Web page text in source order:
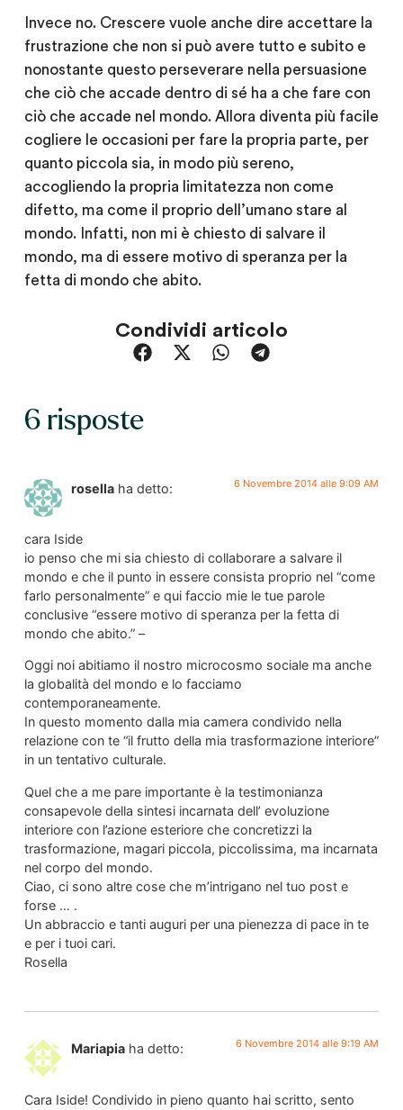
Invece no. Crescere vuole anche dire accettare la
frustrazione che non si può avere tutto e subito e
nonostante questo perseverare nella persuasione
che ciò che accade dentro di sé ha a che fare con
ciò che accade nel mondo. Allora diventa più facile
cogliere le occasioni per fare la propria parte, per
quanto piccola sia, in modo più sereno,
accogliendo la propria limitatezza non come
difetto, ma come il proprio dell’umano stare al
mondo. Infatti, non mi è chiesto di salvare il
mondo, ma di essere motivo di speranza per la
fetta di mondo che abito.
Condividi articolo
6 risposte
rosella ha detto: 6 Novembre 2014 alle 9:09 AM
cara Iside
io penso che mi sia chiesto di collaborare a salvare il
mondo e che il punto in essere consista proprio nel “come
farlo personalmente” e qui faccio mie le tue parole
conclusive “essere motivo di speranza per la fetta di
mondo che abito.” –
Oggi noi abitiamo il nostro microcosmo sociale ma anche
la globalità del mondo e lo facciamo
contemporaneamente.
In questo momento dalla mia camera condivido nella
relazione con te “il frutto della mia trasformazione interiore”
in un tentativo culturale.
Quel che a me pare importante è la testimonianza
consapevole della sintesi incarnata dell’ evoluzione
interiore con l’azione esteriore che concretizzi la
trasformazione, magari piccola, piccolissima, ma incarnata
nel corpo del mondo.
Ciao, ci sono altre cose che m’intrigano nel tuo post e
forse … .
Un abbraccio e tanti auguri per una pienezza di pace in te
e per i tuoi cari.
Rosella
Mariapia ha detto: 6 Novembre 2014 alle 9:19 AM
Cara Iside! Condivido in pieno quanto hai scritto, sento